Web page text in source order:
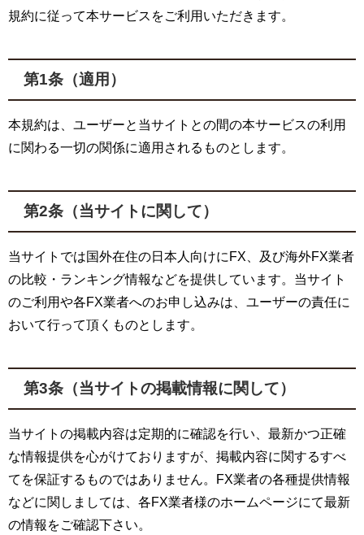
規約に従って本サービスをご利用いただきます。
第1条（適用）
本規約は、ユーザーと当サイトとの間の本サービスの利用
に関わる一切の関係に適用されるものとします。
第2条（当サイトに関して）
当サイトでは国外在住の日本人向けにFX、及び海外FX業者
の比較・ランキング情報などを提供しています。当サイト
のご利用や各FX業者へのお申し込みは、ユーザーの責任に
おいて行って頂くものとします。
第3条（当サイトの掲載情報に関して）
当サイトの掲載内容は定期的に確認を行い、最新かつ正確
な情報提供を心がけておりますが、掲載内容に関するすべ
てを保証するものではありません。FX業者の各種提供情報
などに関しましては、各FX業者様のホームページにて最新
の情報をご確認下さい。